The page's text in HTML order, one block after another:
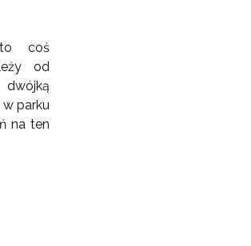
coś
od
dwójką
parku
na ten